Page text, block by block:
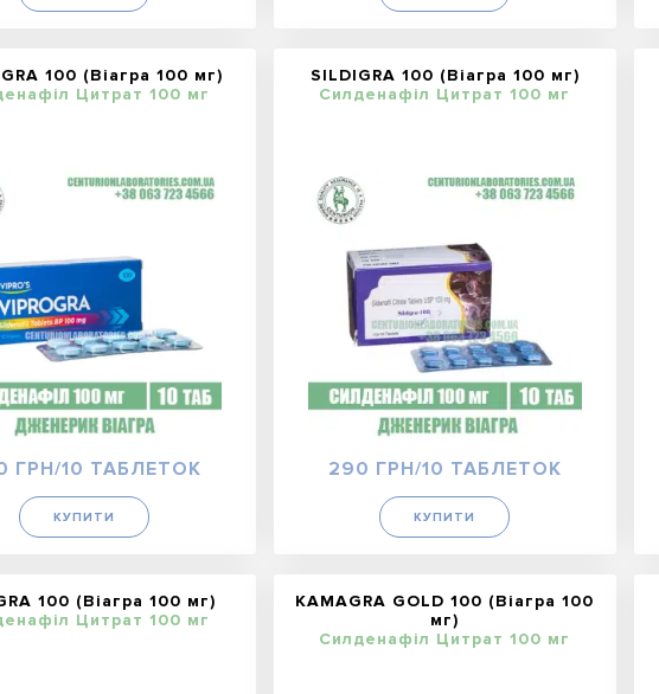
100 (Віагра 100 мг)
Цитрат 100 мг
ГРН/10 ТАБЛЕТОК
КУПИТИ
SILDIGRA 100 (Віагра 100 мг)
Силденафіл Цитрат 100 мг
290 ГРН/10 ТАБЛЕТОК
КУПИТИ
100 (Віагра 100 мг)
Цитрат 100 мг
KAMAGRA GOLD 100 (Віагра 100
мг)
Силденафіл Цитрат 100 мг